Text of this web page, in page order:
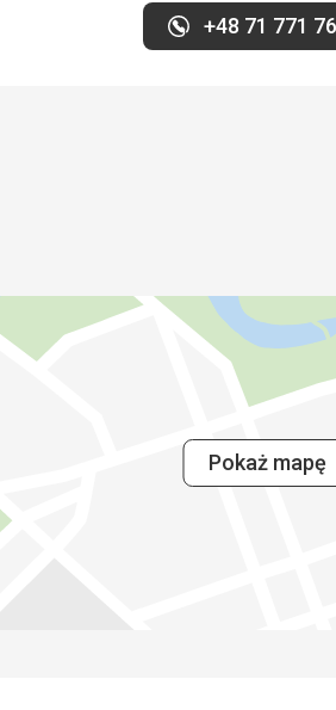
+48 71 771
Pokaż mapę